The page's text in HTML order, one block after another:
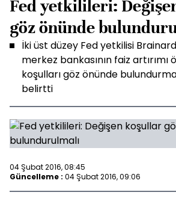
Fed yetkilileri:
göz önünde
İki üst düzey Fed yetkilisi
merkez bankasının faiz artırımı
koşulları göz önünde
belirtti
04 Şubat 2016, 08:45
Güncelleme : 04 Şubat 2016, 09:06